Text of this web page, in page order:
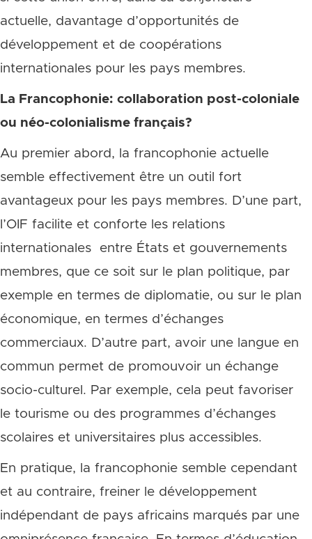
actuelle, davantage d’opportunités de
développement et de coopérations
internationales pour les pays membres.
La Francophonie: collaboration post-coloniale
ou néo-colonialisme français?
Au premier abord, la francophonie actuelle
semble effectivement être un outil fort
avantageux pour les pays membres. D’une part,
l’OIF facilite et conforte les relations
internationales entre États et gouvernements
membres, que ce soit sur le plan politique, par
exemple en termes de diplomatie, ou sur le plan
économique, en termes d’échanges
commerciaux. D’autre part, avoir une langue en
commun permet de promouvoir un échange
socio-culturel. Par exemple, cela peut favoriser
le tourisme ou des programmes d’échanges
scolaires et universitaires plus accessibles.
En pratique, la francophonie semble cependant
et au contraire, freiner le développement
indépendant de pays africains marqués par une